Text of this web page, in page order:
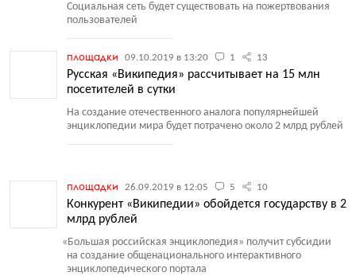
Социальная сеть будет существовать на пожертвования
пользователей
площадки 09.10.2019 в 13:20 1 13
Русская «Википедия» рассчитывает на 15 млн
посетителей в сутки
На создание отечественного аналога популярнейшей
энциклопедии мира будет потрачено около 2 млрд рублей
площадки 26.09.2019 в 12:05 5 10
Конкурент «Википедии» обойдется государству в 2
млрд рублей
«Большая российская энциклопедия» получит субсидии
на создание общенационального интерактивного
энциклопедического портала